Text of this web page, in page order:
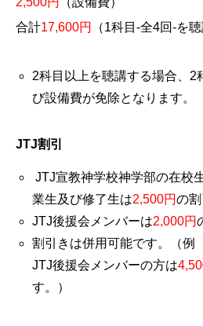
合計17,600円 （1科目-全4回-を
2科目以上を聴講する場合、2
び設備費が免除となります。
JTJ割引
JTJ宣教神学校神学部の在校
業生及び修了生は2,500円の割
JTJ後援会メンバーは2,000円
割引きは併用可能です。（
JTJ後援会メンバーの方は
す。）